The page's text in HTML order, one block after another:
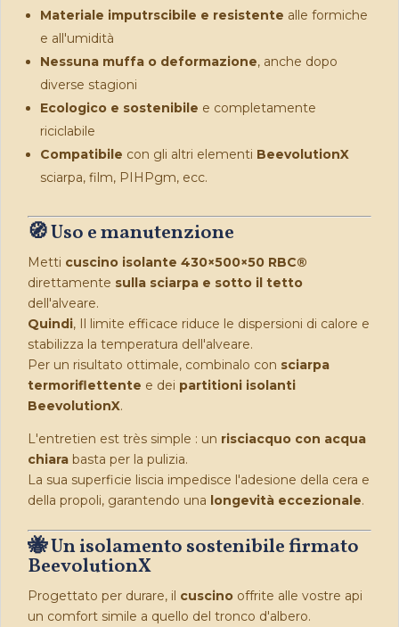
Materiale imputrscibile e resistente alle formiche
e all'umidità
Nessuna muffa o deformazione, anche dopo
diverse stagioni
Ecologico e sostenibile e completamente
riciclabile
Compatibile con gli altri elementi BeevolutionX
sciarpa, film, PIHPgm, ecc.
🧭 Uso e manutenzione
Metti cuscino isolante 430×500×50 RBC®
direttamente sulla sciarpa e sotto il tetto
dell'alveare.
Quindi, Il limite efficace riduce le dispersioni di calore e
stabilizza la temperatura dell'alveare.
Per un risultato ottimale, combinalo con sciarpa
termoriflettente e dei partitioni isolanti
BeevolutionX.
L'entretien est très simple : un risciacquo con acqua
chiara basta per la pulizia.
La sua superficie liscia impedisce l'adesione della cera e
della propoli, garantendo una longevità eccezionale.
🐝 Un isolamento sostenibile firmato
BeevolutionX
Progettato per durare, il cuscino offrite alle vostre api
un comfort simile a quello del tronco d'albero.